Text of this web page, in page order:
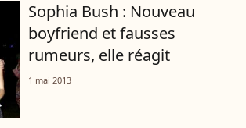
Sophia Bush : Nouveau
boyfriend et fausses
rumeurs, elle réagit
1 mai 2013